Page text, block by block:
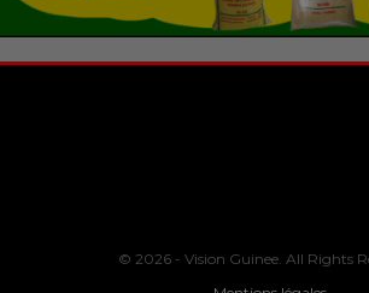
© 2026 - Vision Guinee. All Rights